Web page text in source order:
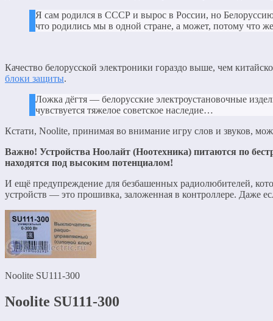
Я сам родился в СССР и вырос в России, но
что родились мы в одной стране, а может, потому что
Качество белорусской электроники гораздо выше, чем
блоки защиты.
Ложка дёгтя — белорусские электроустановочные
чувствуется тяжелое советское наследие…
Кстати, Noolite, принимая во внимание игру слов и звуков,
Важно! Устройства Ноолайт (Ноотехника) питаются по
находятся под высоким потенциалом!
И ещё предупреждение для безбашенных радиолюбителей,
устройств — это прошивка, заложенная в контроллере. Даже
Noolite SU111-300
Noolite SU111-300